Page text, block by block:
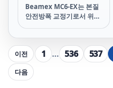
Beamex MC6-EX는 본질
안전방폭 교정기로서 위험
한 기능과 높은 정밀도, 고
급스로운 외관을 가진
Field Calibrator 및
Communicator입니다.
주요 기능으로는 압력, 온
이전 1 … 536 537
다음